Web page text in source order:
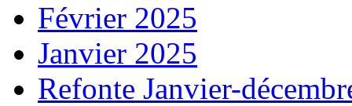
Février 2025
Janvier 2025
Refonte Janvier-